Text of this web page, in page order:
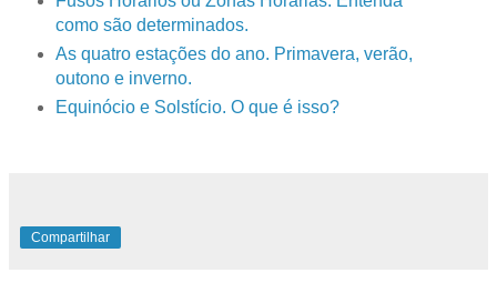
como são determinados.
As quatro estações do ano. Primavera, verão,
outono e inverno.
Equinócio e Solstício. O que é isso?
Compartilhar